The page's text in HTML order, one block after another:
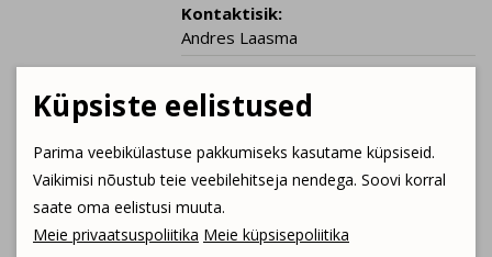
Küpsiste eelistused
Parima veebikülastuse pakkumiseks kasutame küpsiseid.
Vaikimisi nõustub teie veebilehitseja nendega. Soovi korral
saate oma eelistusi muuta.
Meie privaatsuspoliitika Meie küpsisepoliitika
Kontaktisik:
Andres Laasma
E-post:
andres@sncopruul.ee
+372 508 9031
Kodulehekülg:
vaata siit